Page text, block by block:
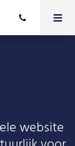
website